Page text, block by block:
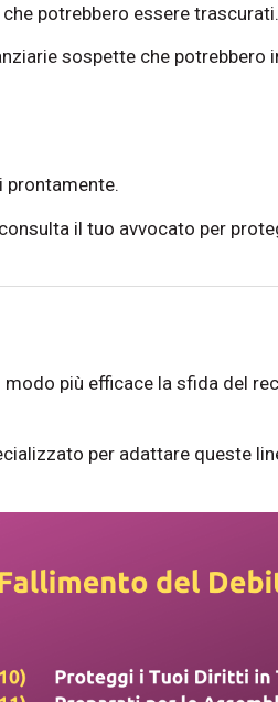
potrebbero essere trascurati.
sospette che potrebbero
prontamente.
il tuo avvocato per
più efficace la sfida del
per adattare queste